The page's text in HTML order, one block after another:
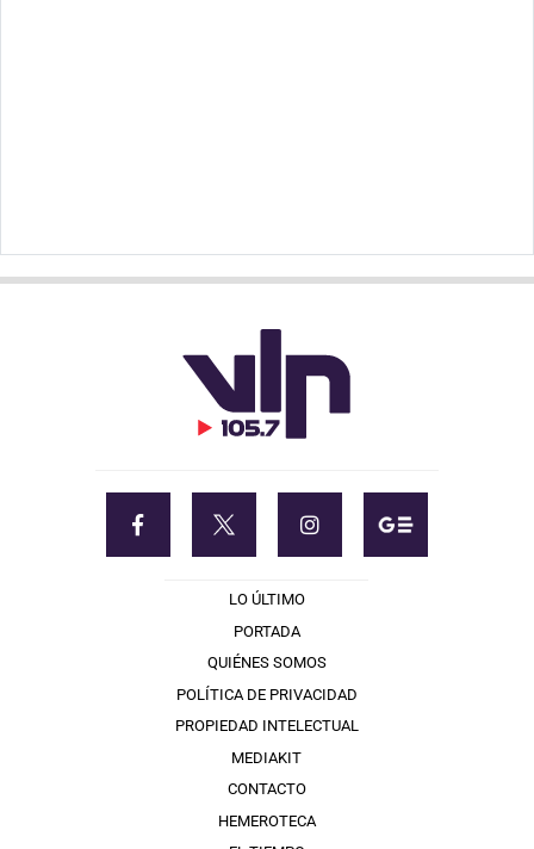
LO ÚLTIMO
PORTADA
QUIÉNES SOMOS
POLÍTICA DE PRIVACIDAD
PROPIEDAD INTELECTUAL
MEDIAKIT
CONTACTO
HEMEROTECA